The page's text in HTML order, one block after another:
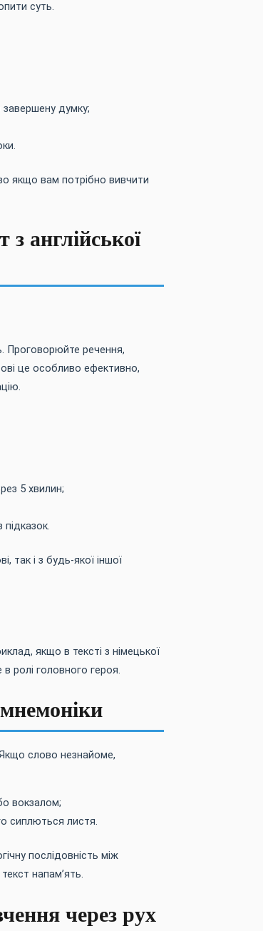
суть.
завершену думку;
якщо вам потрібно вивчити
англійської
Проговорюйте речення,
це особливо ефективно,
5 хвилин;
так і з будь-якої іншої
якщо в тексті з німецької
ролі головного героя.
мнемоніки
слово незнайоме,
вокзалом;
сиплються листя.
послідовність між
напам’ять.
через рух